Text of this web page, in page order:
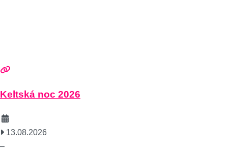
Keltská noc 2026
13.08.2026
–